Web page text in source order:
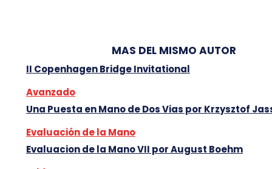
MAS DEL MISMO AUTOR
II Copenhagen Bridge Invitational
Avanzado
Una Puesta en Mano de Dos Vias por Krzysztof
Evaluación de la Mano
Evaluacion de la Mano VII por August Boehm